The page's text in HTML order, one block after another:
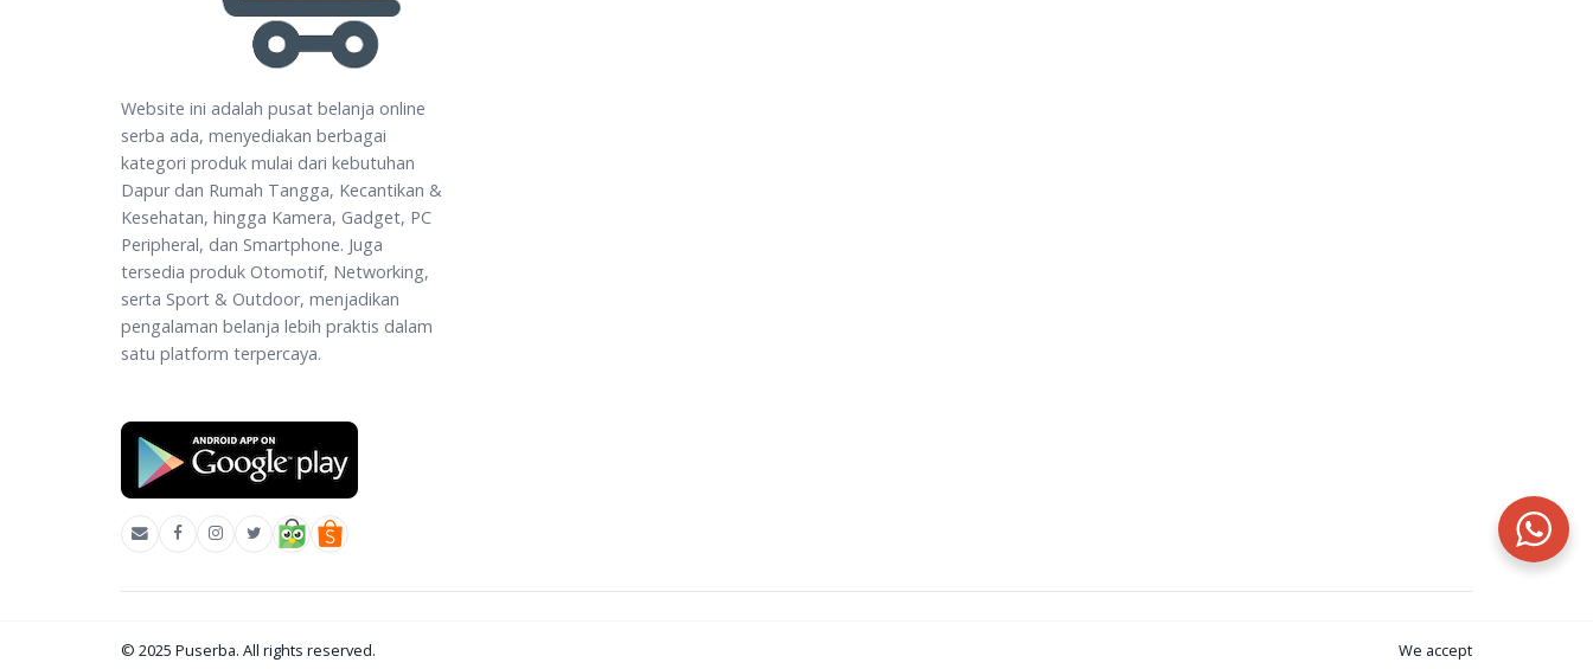
Website ini adalah pusat belanja online
serba ada, menyediakan berbagai
kategori produk mulai dari kebutuhan
Dapur dan Rumah Tangga, Kecantikan &
Kesehatan, hingga Kamera, Gadget, PC
Peripheral, dan Smartphone. Juga
tersedia produk Otomotif, Networking,
serta Sport & Outdoor, menjadikan
pengalaman belanja lebih praktis dalam
satu platform terpercaya.
© 2025 Puserba. All rights reserved. We accept